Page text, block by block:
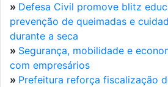
» Defesa Civil promove blitz
prevenção de queimadas e
durante a seca
» Segurança, mobilidade e
com empresários
» Prefeitura reforça fiscalização